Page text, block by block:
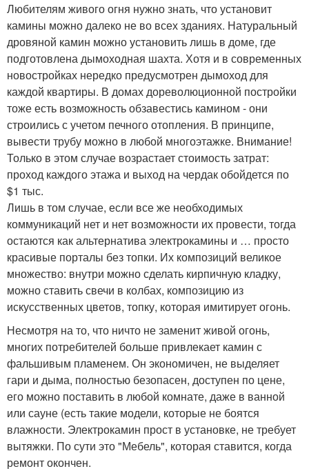
Любителям живого огня нужно знать, что установит
камины можно далеко не во всех зданиях. Натуральный
дровяной камин можно установить лишь в доме, где
подготовлена дымоходная шахта. Хотя и в современных
новостройках нередко предусмотрен дымоход для
каждой квартиры. В домах дореволюционной постройки
тоже есть возможность обзавестись камином - они
строились с учетом печного отопления. В принципе,
вывести трубу можно в любой многоэтажке. Внимание!
Только в этом случае возрастает стоимость затрат:
проход каждого этажа и выход на чердак обойдется по
$1 тыс.
Лишь в том случае, если все же необходимых
коммуникаций нет и нет возможности их провести, тогда
остаются как альтернатива электрокамины и … просто
красивые порталы без топки. Их композиций великое
множество: внутри можно сделать кирпичную кладку,
можно ставить свечи в колбах, композицию из
искусственных цветов, топку, которая имитирует огонь.
Несмотря на то, что ничто не заменит живой огонь,
многих потребителей больше привлекает камин с
фальшивым пламенем. Он экономичен, не выделяет
гари и дыма, полностью безопасен, доступен по цене,
его можно поставить в любой комнате, даже в ванной
или сауне (есть такие модели, которые не боятся
влажности. Электрокамин прост в установке, не требует
вытяжки. По сути это "Мебель", которая ставится, когда
ремонт окончен.